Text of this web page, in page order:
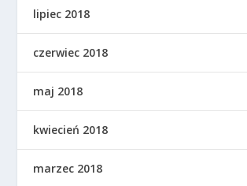
lipiec 2018
czerwiec 2018
maj 2018
kwiecień 2018
marzec 2018